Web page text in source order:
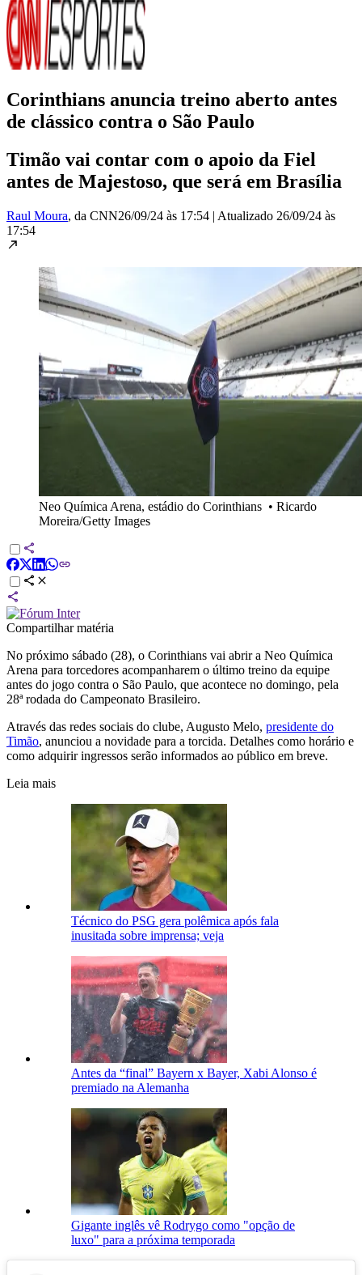
Corinthians anuncia treino aberto antes
de clássico contra o São Paulo
Timão vai contar com o apoio da Fiel
antes de Majestoso, que será em Brasília
Raul Moura, da CNN26/09/24 às 17:54 | Atualizado 26/09/24 às
17:54
Neo Química Arena, estádio do Corinthians • Ricardo
Moreira/Getty Images
Compartilhar matéria
No próximo sábado (28), o Corinthians vai abrir a Neo Química
Arena para torcedores acompanharem o último treino da equipe
antes do jogo contra o São Paulo, que acontece no domingo, pela
28ª rodada do Campeonato Brasileiro.
Através das redes sociais do clube, Augusto Melo, presidente do
Timão, anunciou a novidade para a torcida. Detalhes como horário e
como adquirir ingressos serão informados ao público em breve.
Leia mais
Técnico do PSG gera polêmica após fala
inusitada sobre imprensa; veja
Antes da “final” Bayern x Bayer, Xabi Alonso é
premiado na Alemanha
Gigante inglês vê Rodrygo como "opção de
luxo" para a próxima temporada